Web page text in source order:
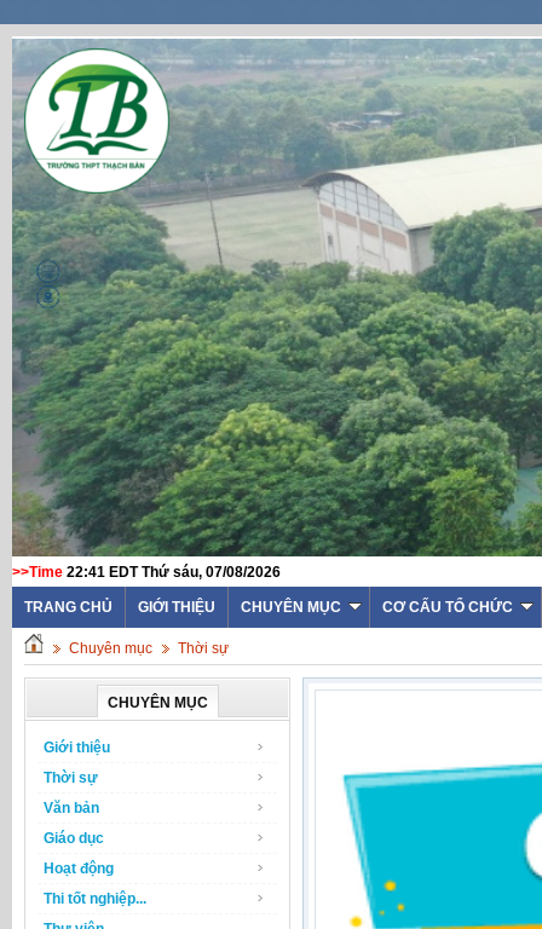
>>Time 22:41 EDT Thứ sáu, 07/08/2026
TRANG CHỦ GIỚI THIỆU CHUYÊN MỤC CƠ CẤU TỔ CHỨC
Chuyên mục Thời sự
CHUYÊN MỤC
Giới thiệu
Thời sự
Văn bản
Giáo dục
Hoạt động
Thi tốt nghiệp...